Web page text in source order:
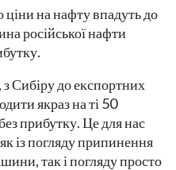
на нафту впадуть до
російської нафти
Сибіру до експортних
якраз на ті 50
прибутку. Це для нас
із погляду припинення
так і погляду просто